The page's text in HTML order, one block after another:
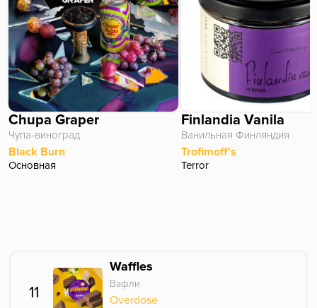
Chupa Graper
Чупа-виноград
Black Burn
Основная
Finlandia Vanila
Ванильная Финляндия
Trofimoff’s
Terror
11
Waffles
Вафли
Overdose